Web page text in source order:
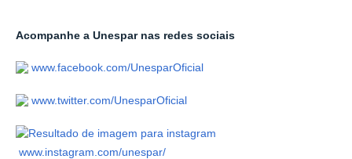
Acompanhe a Unespar nas redes sociais
www.facebook.com/UnesparOficial
www.twitter.com/UnesparOficial
www.instagram.com/unespar/